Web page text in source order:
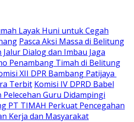
Layak Huni untuk Cegah
Pasca Aksi Massa di Belitung
Dialog dan Imbau Jaga
Penambang Timah di Belitung
XII DPR Bambang Patijaya
Terbit Komisi IV DPRD Babel
Guru Didampingi
PT TIMAH Perkuat Pencegahan
Kerja dan Masyarakat